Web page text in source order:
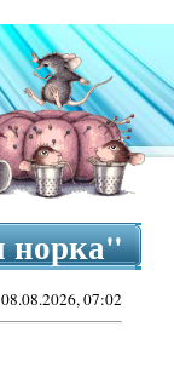
норка"
08.08.2026, 07:02